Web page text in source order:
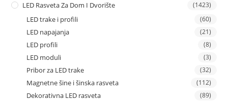
LED Rasveta Za Dom I Dvorište (1423)
LED trake i profili (60)
LED napajanja (21)
LED profili (8)
LED moduli (3)
Pribor za LED trake (32)
Magnetne šine i šinska rasveta (112)
Dekorativna LED rasveta (89)